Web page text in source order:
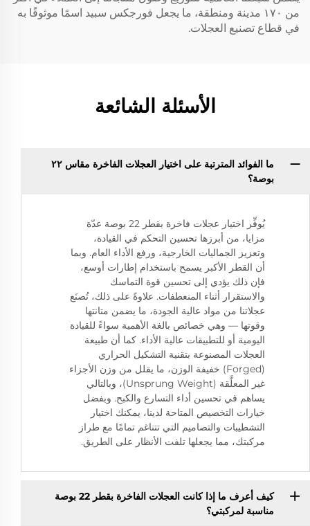
من ١٧٠ مدينة ومنطقة، ما يجعل فورجكس سبيد اسمًا موثوقًا به
في قطاع تصنيع العجلات.
الأسئلة الشائعة
ما الفوائد المترتبة على اختيار العجلات الفاخرة مقاس ٢٢
بوصة؟
يُوفِّر اختيار عجلات فاخرة بقطر 22 بوصة عدّة
مزايا، من أبرزها تحسين التحكم في القيادة،
وتعزيز الجماليات الخارجية، ورفع الأداء العام. وبما
أن القطر الأكبر يسمح باستخدام إطارات أوسع،
فإن ذلك يؤدي إلى تحسين قوة التماسك
والاستقرار أثناء المنعطفات. علاوةً على ذلك، تُصنَع
عجلاتنا من مواد عالية الجودة، ما يضمن متانتها
وقوتها — وهي خصائص بالغة الأهمية سواءً للقيادة
اليومية أو للتطبيقات عالية الأداء. كما أن طبيعة
العجلات المصنوعة بتقنية التشكيل الحراري
(Forged) خفيفة الوزن، ما يقلل من وزن الأجزاء
غير المعلَّقة (Unsprung Weight)، وبالتالي
يساهم في تحسين أداء التسارع والكبح. وبفضل
خيارات التخصيص المتاحة لدينا، يمكنك اختيار
التشطيبات والتصاميم التي تتناغم تمامًا مع طراز
مركبتك، مما يجعلها تلفت الأنظار على الطريق.
كيف أعرف ما إذا كانت العجلات الفاخرة بقطر 22 بوصة
مناسبة لمركبتي؟